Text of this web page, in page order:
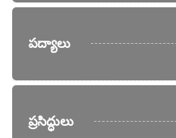
పద్యాలు
ప్రసిద్ధులు